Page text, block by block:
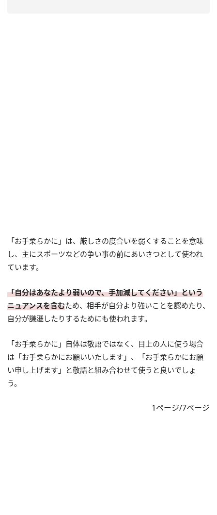
「お手柔らかに」は、厳しさの度合いを弱くすることを意味
し、主にスポーツなどの争い事の前にあいさつとして使われ
ています。
「自分はあなたより弱いので、手加減してください」という
ニュアンスを含むため、相手が自分より強いことを認めたり、
自分が謙遜したりするためにも使われます。
「お手柔らかに」自体は敬語ではなく、目上の人に使う場合
は「お手柔らかにお願いいたします」、「お手柔らかにお願
い申し上げます」と敬語と組み合わせて使うと良いでしょ
う。
1ページ/7ページ